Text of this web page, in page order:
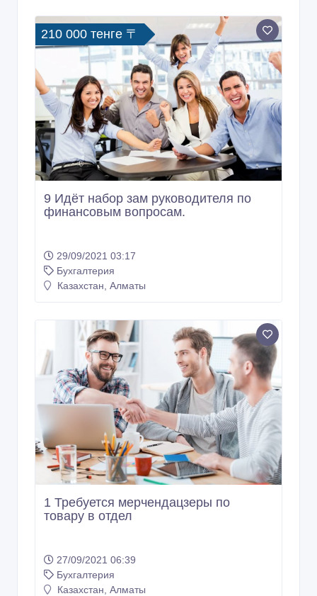
210 000 тенге 〒
9 Идёт набор зам руководителя по
финансовым вопросам.
29/09/2021 03:17
Бухгалтерия
Казахстан, Алматы
1 Требуется мерчендацзеры по
товару в отдел
27/09/2021 06:39
Бухгалтерия
Казахстан, Алматы